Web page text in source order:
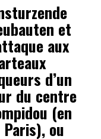
et
aux
d’un
du centre
(en
ou